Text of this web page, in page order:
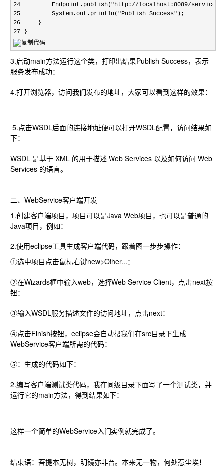
24         Endpoint.publish("http://localhost:8089/service/
25         System.out.println("Publish Success");
26     }
27 }
3.启动main方法运行这个类，打印出结果Publish Success，表示
服务发布成功：
4.打开浏览器，访问我们发布的地址，大家可以看到这样的效果：
5.点击WSDL后面的连接地址便可以打开WSDL配置，访问结果如
下：
WSDL 是基于 XML 的用于描述 Web Services 以及如何访问 Web
Services 的语言。
二、WebService客户端开发
1.创建客户端项目，项目可以是Java Web项目，也可以是普通的
Java项目，例如：
2.使用eclipse工具生成客户端代码，跟着图一步步操作：
①选中项目点击鼠标右键new>Other...：
②在Wizards框中输入web，选择Web Service Client，点击next按
钮：
③输入WSDL服务描述文件的访问地址，点击next：
④点击Finish按钮，eclipse会自动帮我们在src目录下生成
WebService客户端所需的代码：
⑤：生成的代码如下：
2.编写客户端测试类代码，我在同级目录下面写了一个测试类，并
运行它的main方法，得到结果如下：
这样一个简单的WebService入门实例就完成了。
结束语：菩提本无树，明镜亦非台。本来无一物，何处惹尘埃！